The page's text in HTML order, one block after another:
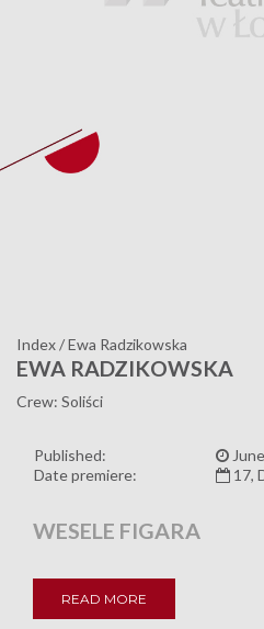
Index/Ewa Radzikowska
EWA RADZIKOWSKA
Crew: Soliści
Published:
Date premiere:
17,
WESELE FIGARA
READ MORE